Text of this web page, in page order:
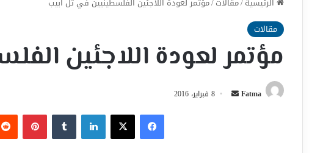
مقالات
مؤتمر لعودة اللاجئين
Fatma
أرسل 8 فبراير، 2016
فيسبوك‫X لينكدإن